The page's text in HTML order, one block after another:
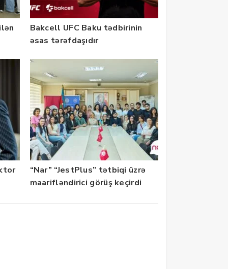
Bakcell UFC Baku tədbirinin
əsas tərəfdaşıdır
“Nar” “JestPlus” tətbiqi üzrə
maarifləndirici görüş keçirdi